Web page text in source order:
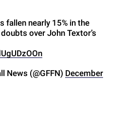
fallen nearly 15% in the
over John Textor’s
News (@GFFN) December